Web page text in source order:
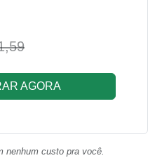
AGORA
nenhum custo pra você.